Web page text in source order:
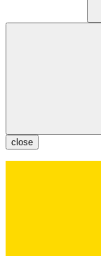
close